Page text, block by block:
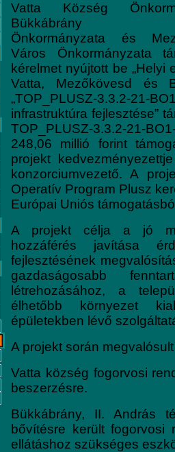
Vatta Község
Bükkábrány
Önkormányzata és
Város Önkormányzata
kérelmet nyújtott be „Helyi
Vatta, Mezőkövesd és
„TOP_PLUSZ-3.3.2-21-
infrastruktúra fejlesztése”
TOP_PLUSZ-3.3.2-21-
248,06 millió forint
projekt
konzorciumvezető. A
Operatív Program Plusz
Európai Uniós
A projekt célja a jó
hozzáférés javítása
fejlesztésének
gazdaságosabb
létrehozásához, a
élhetőbb környezet
épületekben lévő
A projekt során
Vatta község fogorvosi
beszerzésre.
Bükkábrány, II. András
bővítésre került fogorvosi
ellátáshoz szükséges